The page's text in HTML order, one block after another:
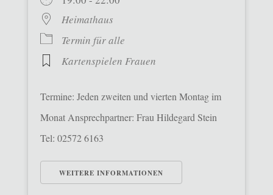
Heimathaus
Termin für alle
Kartenspielen Frauen
Termine: Jeden zweiten und vierten Montag im
Monat Ansprechpartner: Frau Hildegard Stein
Tel: 02572 6163
WEITERE INFORMATIONEN